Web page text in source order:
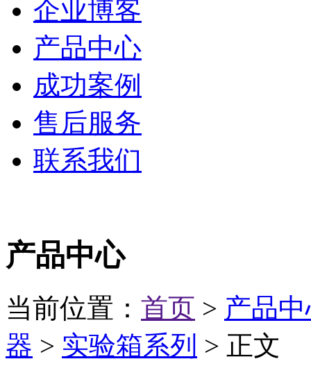
企业博客
产品中心
成功案例
售后服务
联系我们
产品中心
当前位置： 首页 > 产品
器 > 实验箱系列 > 正文